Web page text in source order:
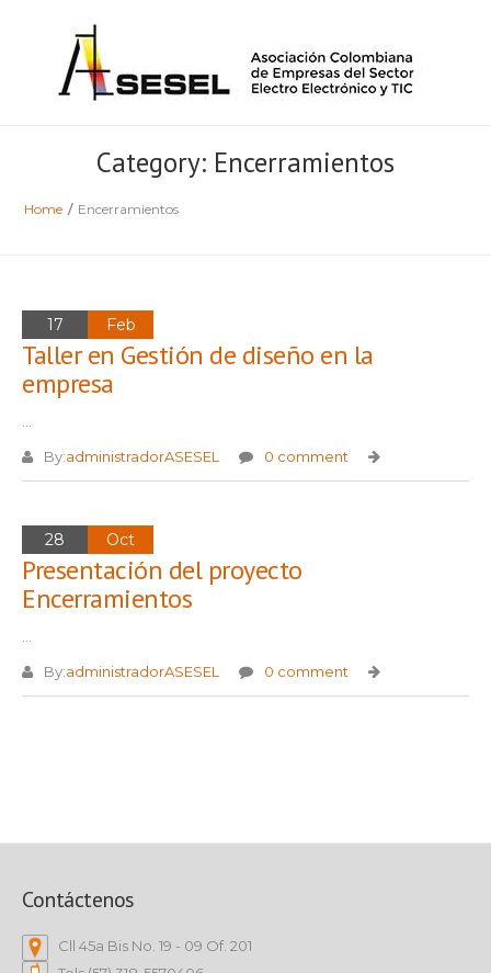
Category: Encerramientos
Home / Encerramientos
17 Feb
Taller en Gestión de diseño en la
empresa
By:administradorASESEL 0 comment
28 Oct
Presentación del proyecto
Encerramientos
By:administradorASESEL 0 comment
Contáctenos
Cll 45a Bis No. 19 - 09 Of. 201